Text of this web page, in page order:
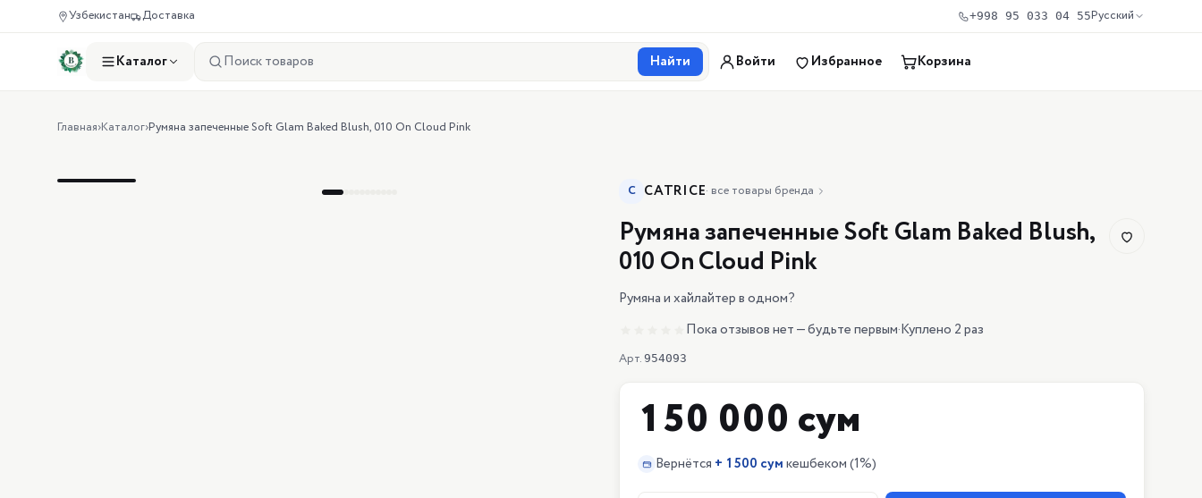
Узбекистан Доставка +998 95 033 04 55Русский
Каталог Найти Войти Избранное Корзина
Главная›Каталог›Румяна запеченные Soft Glam Baked Blush, 010 On Cloud Pink
C CATRICE· все товары бренда
Румяна запеченные Soft Glam Baked Blush,
010 On Cloud Pink
Румяна и хайлайтер в одном?
Пока отзывов нет — будьте первым·Куплено 2 раз
Арт. 954093
150 000 сум
Вернётся + 1500 сумкешбеком(1%)